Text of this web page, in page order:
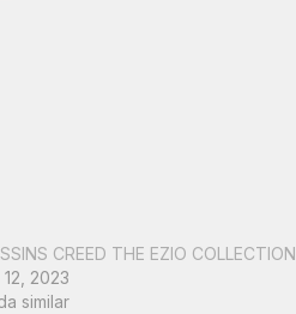
CREED THE EZIO COLLECTION
2023
similar